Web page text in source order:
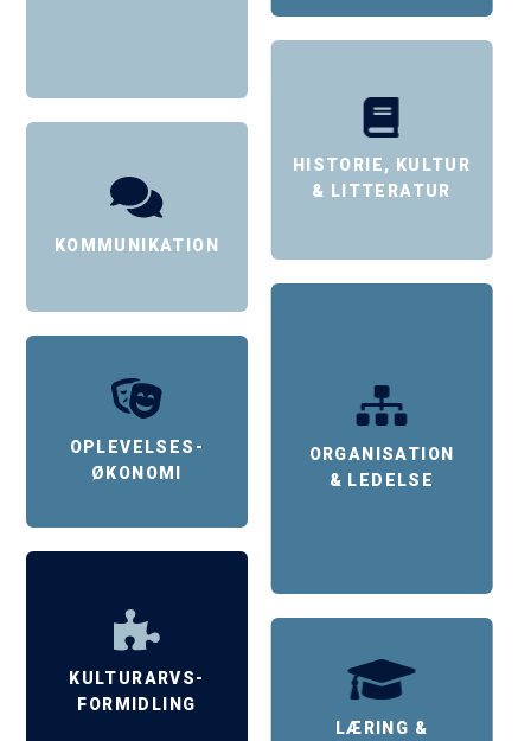
HISTORIE, KULTUR
& LITTERATUR
KOMMUNIKATION
ORGANISATION
& LEDELSE
OPLEVELSES-
ØKONOMI
KULTURARVS-
FORMIDLING
LÆRING &